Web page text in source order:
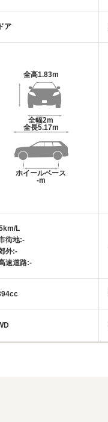
ア
全高1.83m
全幅2m
全長5.17m
ホイールベース
-m
L
街地:-
外:-
速道路:-